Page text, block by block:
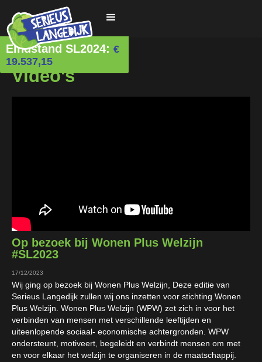
Eindstand SL2024: €
19.537,15
Video's
Op bezoek bij Wonen Plus Welzijn
#SL2023
17/12/2023
Wij ging op bezoek bij Wonen Plus Welzijn, Deze editie van
Serieus Langedijk zullen wij ons inzetten voor stichting Wonen
Plus Welzijn. Wonen Plus Welzijn (WPW) zet zich in voor het
verbinden van mensen met verschillende leeftijden en
uiteenlopende sociaal- economische achtergronden. WPW
ondersteunt, motiveert, begeleidt en verbindt mensen om met
en voor elkaar het welzijn te organiseren in de maatschappij.